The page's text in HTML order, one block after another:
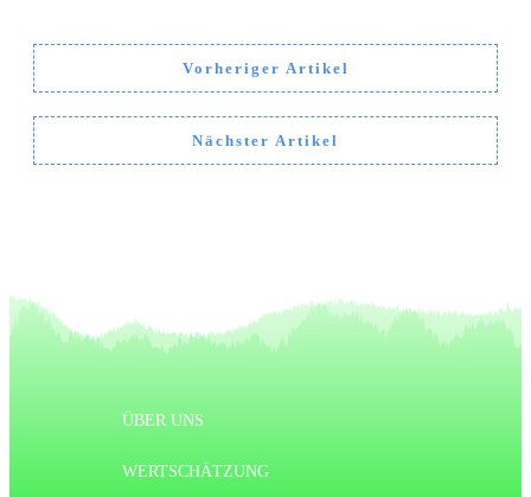
Vorheriger Artikel
Nächster Artikel
ÜBER UNS
WERTSCHÄTZUNG